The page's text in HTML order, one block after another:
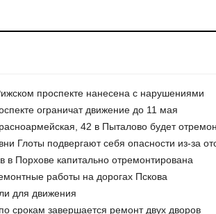
проспекте нанесена с нарушениями
ограничат движение до 11 мая
42 в Пыталово будет
Глоты подвергают себя опасности из-за
в Порхове капитально отремонтирована
работы на дорогах Пскова
для движения
срокам завершается ремонт двух дворов